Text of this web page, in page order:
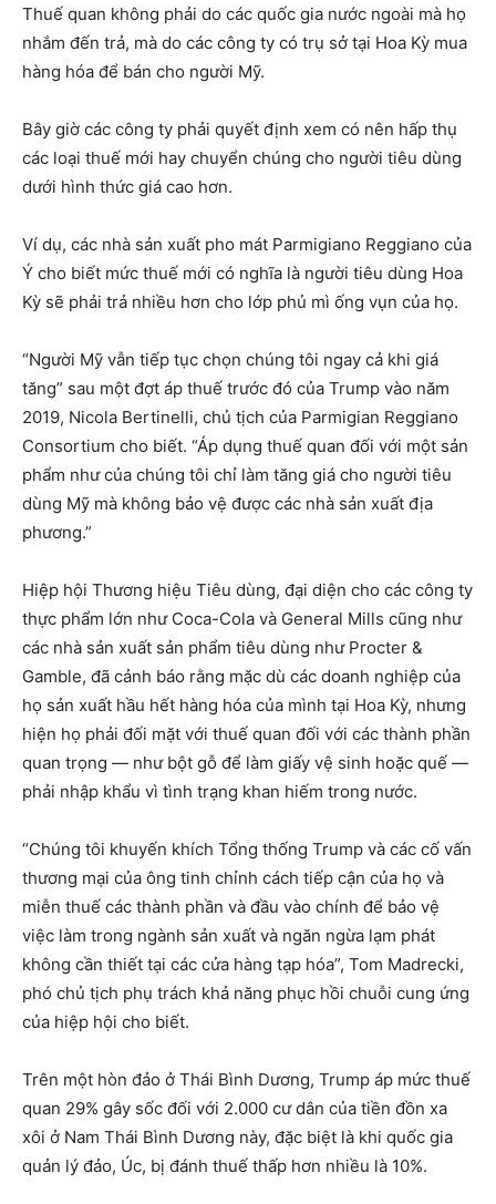
Thuế quan không phải do các quốc gia nước ngoài mà họ
nhắm đến trả, mà do các công ty có trụ sở tại Hoa Kỳ mua
hàng hóa để bán cho người Mỹ.
Bây giờ các công ty phải quyết định xem có nên hấp thụ
các loại thuế mới hay chuyển chúng cho người tiêu dùng
dưới hình thức giá cao hơn.
Ví dụ, các nhà sản xuất pho mát Parmigiano Reggiano của
Ý cho biết mức thuế mới có nghĩa là người tiêu dùng Hoa
Kỳ sẽ phải trả nhiều hơn cho lớp phủ mì ống vụn của họ.
“Người Mỹ vẫn tiếp tục chọn chúng tôi ngay cả khi giá
tăng” sau một đợt áp thuế trước đó của Trump vào năm
2019, Nicola Bertinelli, chủ tịch của Parmigian Reggiano
Consortium cho biết. “Áp dụng thuế quan đối với một sản
phẩm như của chúng tôi chỉ làm tăng giá cho người tiêu
dùng Mỹ mà không bảo vệ được các nhà sản xuất địa
phương.”
Hiệp hội Thương hiệu Tiêu dùng, đại diện cho các công ty
thực phẩm lớn như Coca-Cola và General Mills cũng như
các nhà sản xuất sản phẩm tiêu dùng như Procter &
Gamble, đã cảnh báo rằng mặc dù các doanh nghiệp của
họ sản xuất hầu hết hàng hóa của mình tại Hoa Kỳ, nhưng
hiện họ phải đối mặt với thuế quan đối với các thành phần
quan trọng — như bột gỗ để làm giấy vệ sinh hoặc quế —
phải nhập khẩu vì tình trạng khan hiếm trong nước.
“Chúng tôi khuyến khích Tổng thống Trump và các cố vấn
thương mại của ông tinh chỉnh cách tiếp cận của họ và
miễn thuế các thành phần và đầu vào chính để bảo vệ
việc làm trong ngành sản xuất và ngăn ngừa lạm phát
không cần thiết tại các cửa hàng tạp hóa”, Tom Madrecki,
phó chủ tịch phụ trách khả năng phục hồi chuỗi cung ứng
của hiệp hội cho biết.
Trên một hòn đảo ở Thái Bình Dương, Trump áp mức thuế
quan 29% gây sốc đối với 2.000 cư dân của tiền đồn xa
xôi ở Nam Thái Bình Dương này, đặc biệt là khi quốc gia
quản lý đảo, Úc, bị đánh thuế thấp hơn nhiều là 10%.